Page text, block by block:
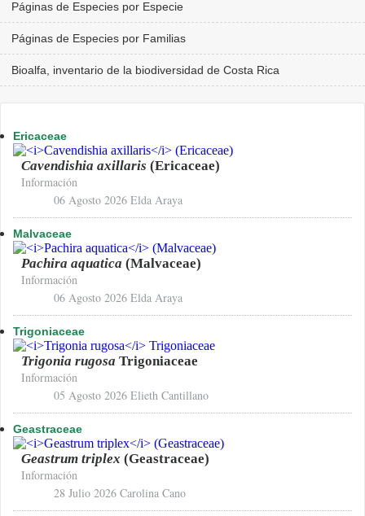
Páginas de Especies por Especie
Páginas de Especies por Familias
Bioalfa, inventario de la biodiversidad de Costa Rica
Ericaceae
Cavendishia axillaris (Ericaceae)
Información
06 Agosto 2026 Elda Araya
Malvaceae
Pachira aquatica (Malvaceae)
Información
06 Agosto 2026 Elda Araya
Trigoniaceae
Trigonia rugosa Trigoniaceae
Información
05 Agosto 2026 Elieth Cantillano
Geastraceae
Geastrum triplex (Geastraceae)
Información
28 Julio 2026 Carolina Cano